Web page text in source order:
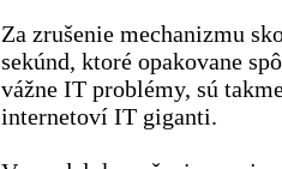
Za zrušenie mechanizmu
sekúnd, ktoré opakovane
vážne IT problémy, sú
internetoví IT giganti.